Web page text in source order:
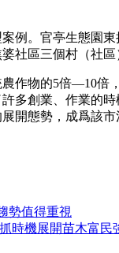
例。官亭生態園
社區三個村（社
作物的5倍—10倍
多創業、作業的
開態勢，成爲該
勢值得重視
時機展開苗木富民